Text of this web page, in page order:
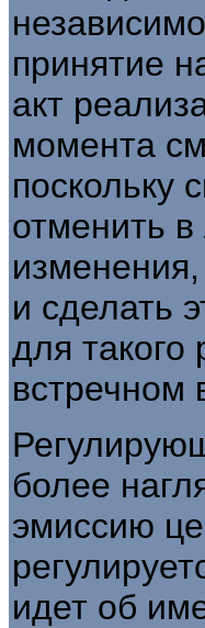
принятие
акт
момента
поскольку
отменить
и сделать
для
встречном
более
эмиссию
идет об